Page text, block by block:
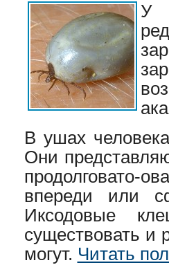
У
В ушах
Они
впереди или
Иксодовые
существовать и
могут. Читать